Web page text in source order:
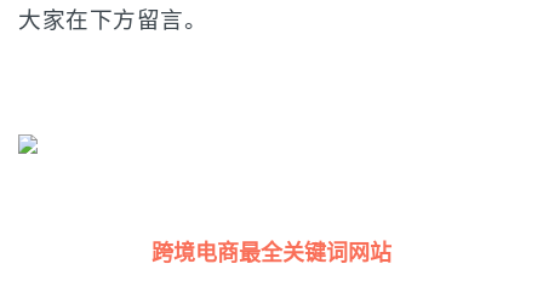
大家在下方留言。
跨境电商最全关键词网站